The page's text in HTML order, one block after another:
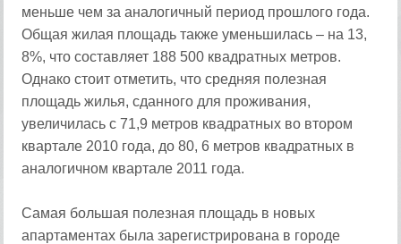
меньше чем за аналогичный период прошлого года.
Общая жилая площадь также уменьшилась – на 13,
8%, что составляет 188 500 квадратных метров.
Однако стоит отметить, что средняя полезная
площадь жилья, сданного для проживания,
увеличилась с 71,9 метров квадратных во втором
квартале 2010 года, до 80, 6 метров квадратных в
аналогичном квартале 2011 года.
Самая большая полезная площадь в новых
апартаментах была зарегистрирована в городе